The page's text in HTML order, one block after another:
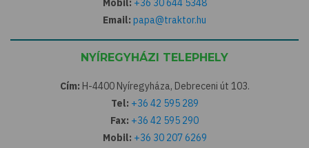
Mobil: +36 30 644 5348
Email: papa@traktor.hu
NYÍREGYHÁZI TELEPHELY
Cím: H-4400 Nyíregyháza, Debreceni út 103.
Tel: +36 42 595 289
Fax: +36 42 595 290
Mobil: +36 30 207 6269